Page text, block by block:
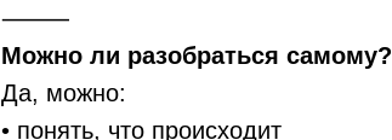
⸻
Можно ли разобраться самому?
Да, можно:
• понять, что происходит